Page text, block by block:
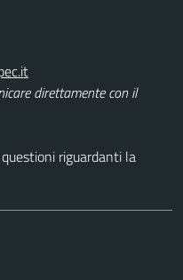
direttamente con il
riguardanti la